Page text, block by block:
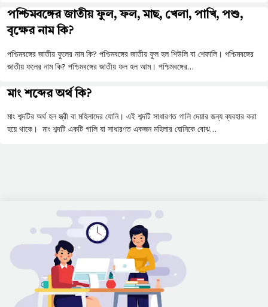
পশ্চিমবঙ্গের জাতীয় ফুল, ফল, মাছ, খেলা, পাখি, পশু,
বৃক্ষের নাম কি?
পশ্চিমবঙ্গের জাতীয় ফুলের নাম কি? পশ্চিমবঙ্গের জাতীয় ফুল হল শিউলি বা শেফালি। পশ্চিমবঙ্গের
জাতীয় ফলের নাম কি? পশ্চিমবঙ্গের জাতীয় ফল হল আম। পশ্চিমবঙ্গের…
মাং শব্দের অর্থ কি?
মাং শব্দটির অর্থ হল স্ত্রী বা মহিলাদের যোনি। এই শব্দটি সাধারণত গালি দেয়ার জন্য ব্যবহার করা
হয়ে থাকে। মাং শব্দটি একটি গালি যা সাধারণত একজন মহিলার যোনিকে বোঝ…